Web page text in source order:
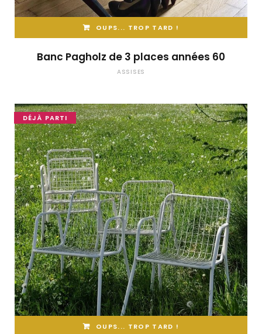
OUPS... TROP TARD !
Banc Pagholz de 3 places années 60
ASSISES
DÉJÀ PARTI
OUPS... TROP TARD !